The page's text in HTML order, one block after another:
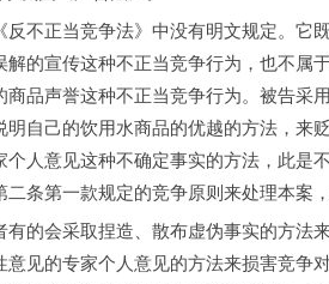
不正当竞争法》中没有明文规定。它
的宣传这种不正当竞争行为，也不属
品声誉这种不正当竞争行为。被告采
自己的饮用水商品的优越的方法，来
人意见这种不确定事实的方法，此是
条第一款规定的竞争原则来处理本案，
会采取捏造、散布虚伪事实的方法
见的专家个人意见的方法来损害竞争